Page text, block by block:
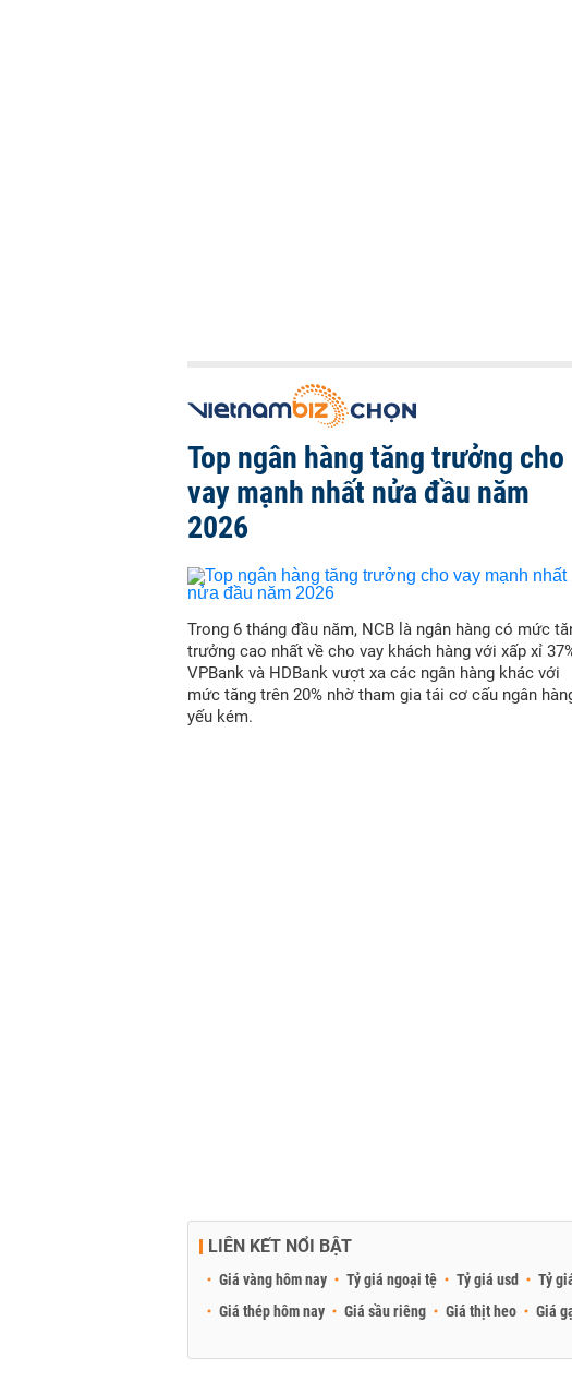
Top ngân hàng tăng trưởng cho
vay mạnh nhất nửa đầu năm
2026
Trong 6 tháng đầu năm, NCB là ngân hàng có mức
trưởng cao nhất về cho vay khách hàng với xấp xỉ
VPBank và HDBank vượt xa các ngân hàng khác với
mức tăng trên 20% nhờ tham gia tái cơ cấu ngân
yếu kém.
LIÊN KẾT NỔI BẬT
Giá vàng hôm nay Tỷ giá ngoại tệ Tỷ giá usd Tỷ
Giá thép hôm nay
Giá sầu riêng Giá thịt heo Giá